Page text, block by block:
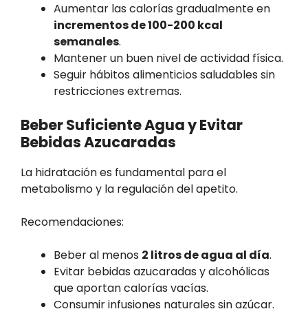
Aumentar las calorías gradualmente en
incrementos de 100-200 kcal
semanales.
Mantener un buen nivel de actividad física.
Seguir hábitos alimenticios saludables sin
restricciones extremas.
Beber Suficiente Agua y Evitar
Bebidas Azucaradas
La hidratación es fundamental para el
metabolismo y la regulación del apetito.
Recomendaciones:
Beber al menos 2 litros de agua al día.
Evitar bebidas azucaradas y alcohólicas
que aportan calorías vacías.
Consumir infusiones naturales sin azúcar.